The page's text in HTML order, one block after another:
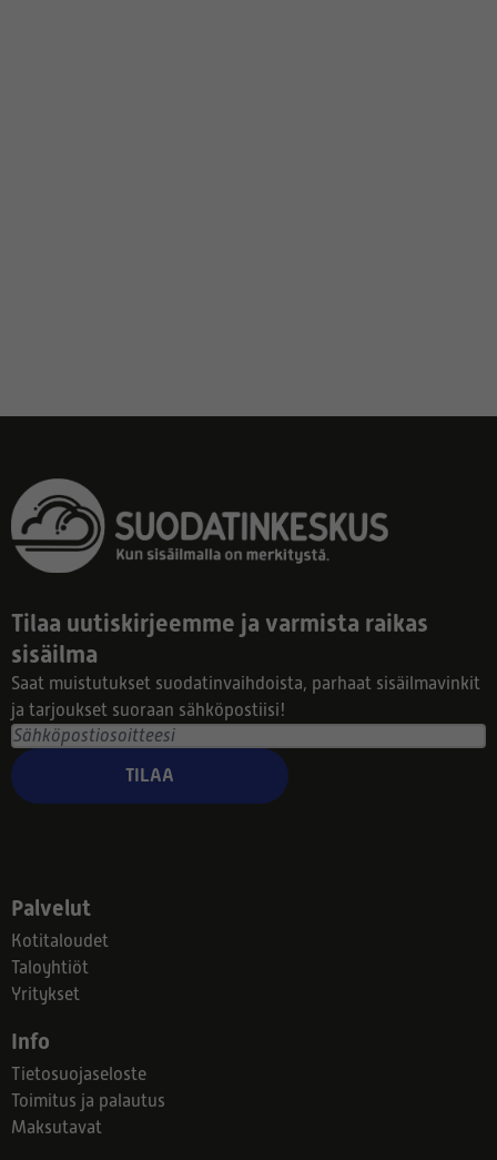
Tilaa uutiskirjeemme ja varmista raikas
sisäilma
Saat muistutukset suodatinvaihdoista, parhaat sisäilmavinkit
ja tarjoukset suoraan sähköpostiisi!
TILAA
Palvelut
Kotitaloudet
Taloyhtiöt
Yritykset
Info
Tietosuojaseloste
Toimitus ja palautus
Maksutavat